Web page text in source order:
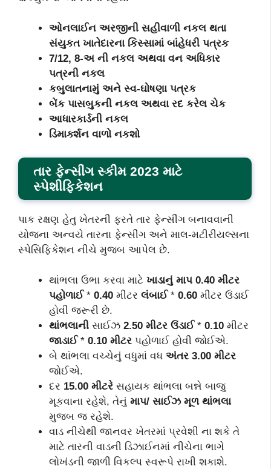
ઓનલાઈન અરજીની સહીવાળી નકલ થતા
સંયુકત ખાતેદારના કિસ્સામાં બાંહેધરી પત્રક
7/12, 8-અ ની નકલ અથવા વન અધિકાર
પત્રની નકલ
કબુલાતનામું અને સ્વ-ઘોષણા પત્રક
બેંક પાસબુકની નકલ અથવા રદ કરેલ ચેક
આધારકાર્ડની નકલ
ડિમાર્ક્શન વાળો નકશો
તાર ફેન્સીંગ સ્કીમ 2023 માટે
સ્પેશીફિકેશન
પાક રક્ષણ હેતુ ખેતરની ફરતે તાર ફેન્‍સીંગ બનાવવાની
યોજના અન્‍વયે તારના ફેન્‍સીંગ અને માલ-મટીરીયલ્સના
સ્પેસિફિકેશન નીચે મુજબ આપેલ છે.
થાંભલા ઉભા કરવા માટે ખાડાનું માપ 0.40 મીટર
પહોળાઈ* 0.40 મીટર લંબાઈ* 0.60 મીટર ઉંડાઈ
હોવી જરૂરી છે.
થાંભલાની સાઈઝ 2.50 મીટર ઉંડાઈ* 0.10 મીટર
જાડાઈ* 0.10 મીટર પહોળાઈ હોવી જોઈએ.
બે થાંભલા વચ્ચેનું વધુમાં વધ અંતર 3.00 મીટર
જોઈએ.
દર 15.00 મીટરે સહાયક થાંભલા બન્ને બાજુ
મૂકવાના રહેશે, તેનું માપ/ સાઈઝ મૂળ થાંભલા
મુજબ જ રહેશે.
વાડ નીચેથી જાનવર ખેતરમાં પ્રવેશી ના શકે તે
માટે તારની વાડની ડિઝાઈનમાં નીચેના ભાગે
લોખંડની જાળી વિકલ્પ સ્વરૂપે રાખી શકાશે.